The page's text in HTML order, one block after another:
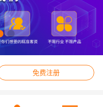
免费注册